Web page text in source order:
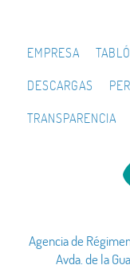
EMPRESA
DESCARGAS
TRANSPARENCIA
Agencia de
Avda. de la